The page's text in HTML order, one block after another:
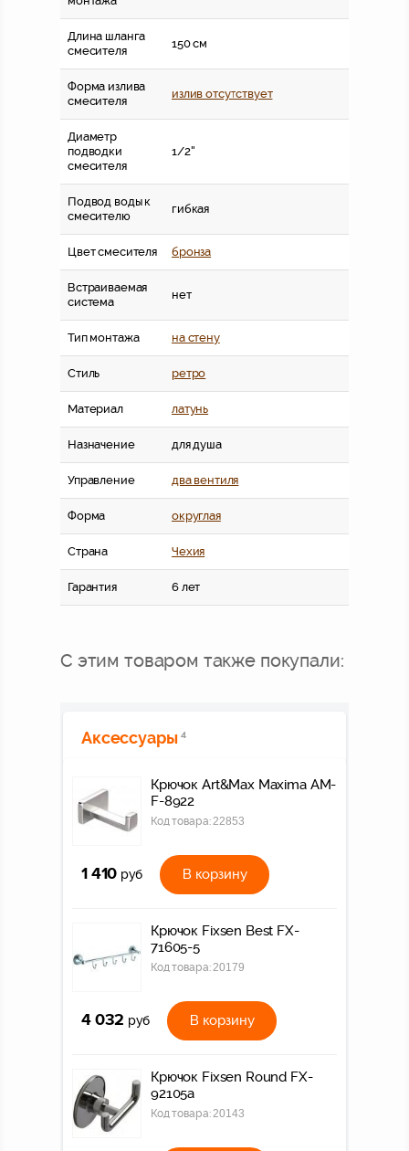
Длина шланга
смесителя
150 см
Форма излива
смесителя
излив отсутствует
Диаметр
подводки
смесителя
1/2''
Подвод воды к
смесителю
гибкая
Цвет смесителя бронза
Встраиваемая
система
нет
Тип монтажа на стену
Стиль ретро
Материал латунь
Назначение для душа
Управление два вентиля
Форма округлая
Страна Чехия
Гарантия 6 лет
С этим товаром также покупали:
Аксессуары 4
Крючок Art&Max Maxima AM-
F-8922
Код товара: 22853
1 410 руб В корзину
Крючок Fixsen Best FX-
71605-5
Код товара: 20179
4 032 руб В корзину
Крючок Fixsen Round FX-
92105а
Код товара: 20143